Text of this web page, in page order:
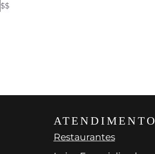
$$
ATENDIMENTO
Restaurantes